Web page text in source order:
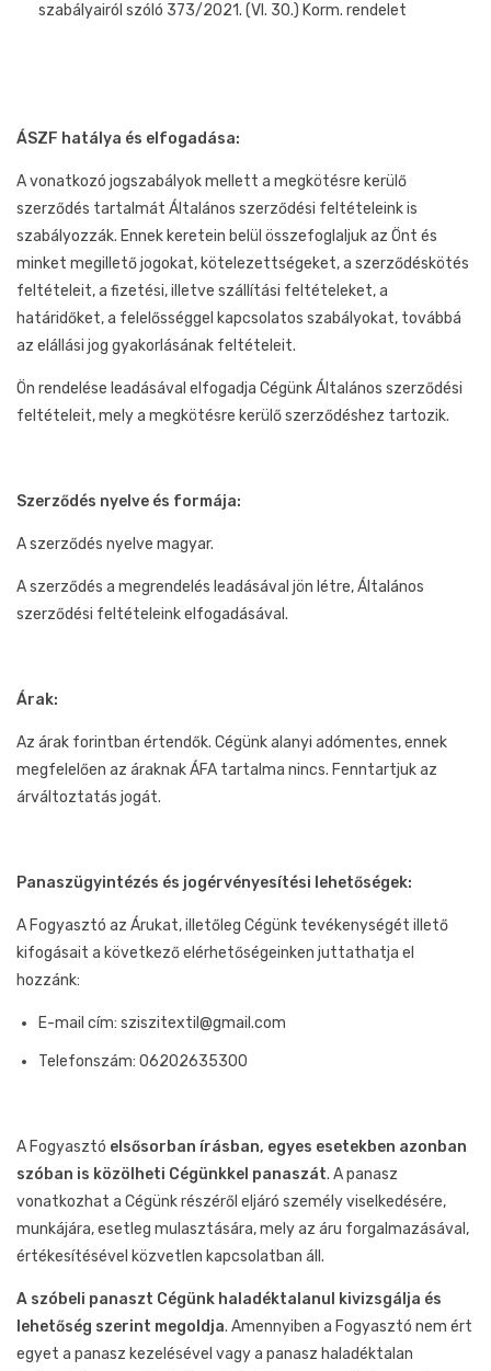
szabályairól szóló 373/2021. (VI. 30.) Korm. rendelet
ÁSZF hatálya és elfogadása:
A vonatkozó jogszabályok mellett a megkötésre kerülő
szerződés tartalmát Általános szerződési feltételeink is
szabályozzák. Ennek keretein belül összefoglaljuk az Önt és
minket megillető jogokat, kötelezettségeket, a szerződéskötés
feltételeit, a fizetési, illetve szállítási feltételeket, a
határidőket, a felelősséggel kapcsolatos szabályokat, továbbá
az elállási jog gyakorlásának feltételeit.
Ön rendelése leadásával elfogadja Cégünk Általános szerződési
feltételeit, mely a megkötésre kerülő szerződéshez tartozik.
Szerződés nyelve és formája:
A szerződés nyelve magyar.
A szerződés a megrendelés leadásával jön létre, Általános
szerződési feltételeink elfogadásával.
Árak:
Az árak forintban értendők. Cégünk alanyi adómentes, ennek
megfelelően az áraknak ÁFA tartalma nincs. Fenntartjuk az
árváltoztatás jogát.
Panaszügyintézés és jogérvényesítési lehetőségek:
A Fogyasztó az Árukat, illetőleg Cégünk tevékenységét illető
kifogásait a következő elérhetőségeinken juttathatja el
hozzánk:
E-mail cím: sziszitextil@gmail.com
Telefonszám: 06202635300
A Fogyasztó elsősorban írásban, egyes esetekben azonban
szóban is közölheti Cégünkkel panaszát. A panasz
vonatkozhat a Cégünk részéről eljáró személy viselkedésére,
munkájára, esetleg mulasztására, mely az áru forgalmazásával,
értékesítésével közvetlen kapcsolatban áll.
A szóbeli panaszt Cégünk haladéktalanul kivizsgálja és
lehetőség szerint megoldja. Amennyiben a Fogyasztó nem ért
egyet a panasz kezelésével vagy a panasz haladéktalan